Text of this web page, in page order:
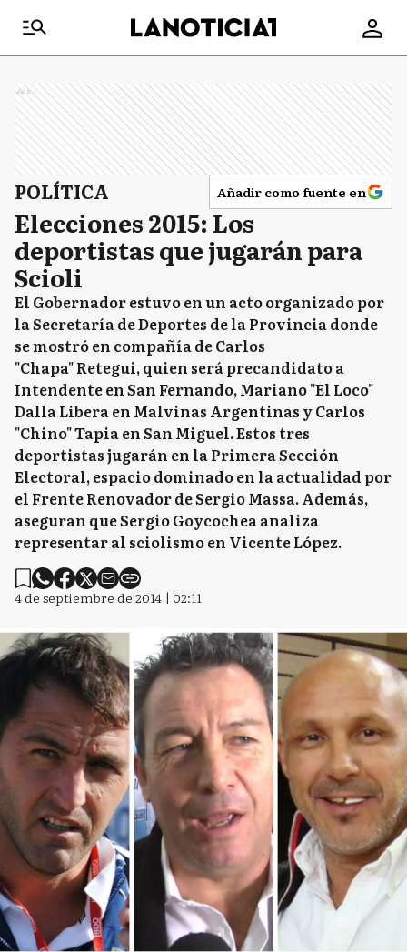
Ads
POLÍTICA Añadir como fuente en
Elecciones 2015: Los
deportistas que jugarán para
Scioli
El Gobernador estuvo en un acto organizado por
la Secretaría de Deportes de la Provincia donde
se mostró en compañía de Carlos
"Chapa" Retegui, quien será precandidato a
Intendente en San Fernando, Mariano "El Loco"
Dalla Libera en Malvinas Argentinas y Carlos
"Chino" Tapia en San Miguel. Estos tres
deportistas jugarán en la Primera Sección
Electoral, espacio dominado en la actualidad por
el Frente Renovador de Sergio Massa. Además,
aseguran que Sergio Goycochea analiza
representar al sciolismo en Vicente López.
4 de septiembre de 2014 | 02:11